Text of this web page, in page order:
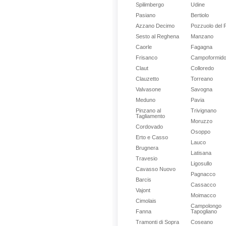
Spilimbergo
Pasiano
Azzano Decimo
Sesto al Reghena
Caorle
Frisanco
Claut
Clauzetto
Valvasone
Meduno
Pinzano al
Tagliamento
Cordovado
Erto e Casso
Brugnera
Travesio
Cavasso Nuovo
Barcis
Vajont
Cimolais
Fanna
Tramonti di Sopra
Udine
Bertiolo
Pozzuolo del
Manzano
Fagagna
Campoformido
Colloredo
Torreano
Savogna
Pavia
Trivignano
Moruzzo
Osoppo
Lauco
Latisana
Ligosullo
Pagnacco
Cassacco
Moimacco
Campolongo
Tapogliano
Coseano